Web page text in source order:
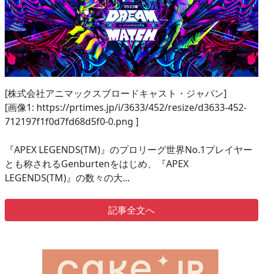
[株式会社アニマックスブロードキャスト・ジャパン]
[画像1: https://prtimes.jp/i/3633/452/resize/d3633-452-
712197f1f0d7fd68d5f0-0.png ]
『APEX LEGENDS(TM)』のプロリーグ世界No.1プレイヤー
とも称されるGenburtenをはじめ、『APEX
LEGENDS(TM)』の数々の大...
記事全文へ